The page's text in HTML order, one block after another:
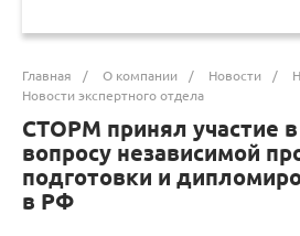
Главная / О компании / Новости /
Новости экспертного отдела
СТОРМ принял участие
вопросу независимой
подготовки и
в РФ